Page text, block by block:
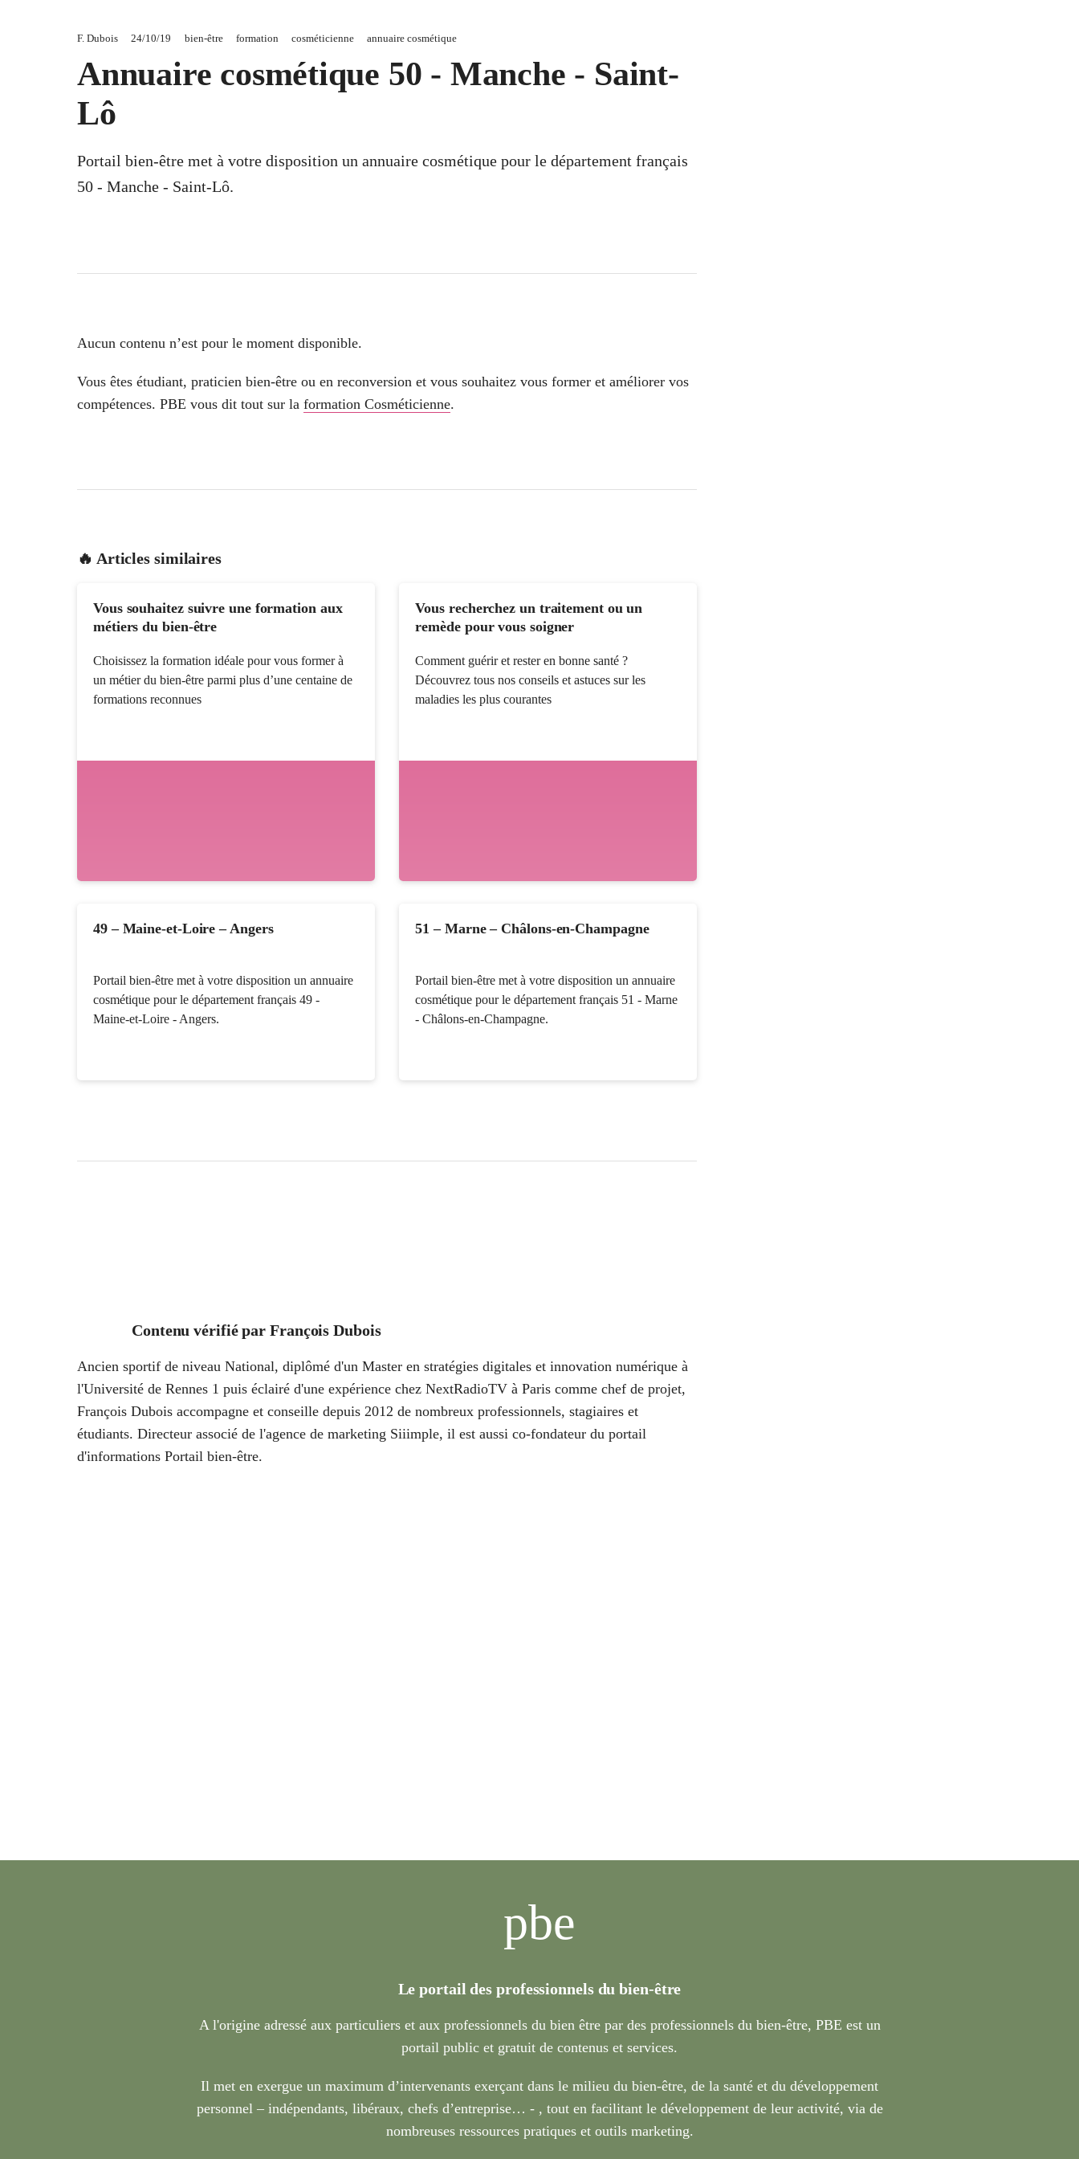
F. Dubois 24/10/19 bien-être formation cosméticienne annuaire cosmétique
Annuaire cosmétique 50 - Manche - Saint-
Lô
Portail bien-être met à votre disposition un annuaire cosmétique pour le département français
50 - Manche - Saint-Lô.
Aucun contenu n’est pour le moment disponible.
Vous êtes étudiant, praticien bien-être ou en reconversion et vous souhaitez vous former et améliorer vos
compétences. PBE vous dit tout sur la formation Cosméticienne.
🔥 Articles similaires
Vous souhaitez suivre une formation aux
métiers du bien-être
Choisissez la formation idéale pour vous former à
un métier du bien-être parmi plus d’une centaine de
formations reconnues
Vous recherchez un traitement ou un
remède pour vous soigner
Comment guérir et rester en bonne santé ?
Découvrez tous nos conseils et astuces sur les
maladies les plus courantes
49 – Maine-et-Loire – Angers
Portail bien-être met à votre disposition un annuaire
cosmétique pour le département français 49 -
Maine-et-Loire - Angers.
51 – Marne – Châlons-en-Champagne
Portail bien-être met à votre disposition un annuaire
cosmétique pour le département français 51 - Marne
- Châlons-en-Champagne.
Contenu vérifié par François Dubois
Ancien sportif de niveau National, diplômé d'un Master en stratégies digitales et innovation numérique à
l'Université de Rennes 1 puis éclairé d'une expérience chez NextRadioTV à Paris comme chef de projet,
François Dubois accompagne et conseille depuis 2012 de nombreux professionnels, stagiaires et
étudiants. Directeur associé de l'agence de marketing Siiimple, il est aussi co-fondateur du portail
d'informations Portail bien-être.
pbe
Le portail des professionnels du bien-être
A l'origine adressé aux particuliers et aux professionnels du bien être par des professionnels du bien-être, PBE est un
portail public et gratuit de contenus et services.
Il met en exergue un maximum d’intervenants exerçant dans le milieu du bien-être, de la santé et du développement
personnel – indépendants, libéraux, chefs d’entreprise… - , tout en facilitant le développement de leur activité, via de
nombreuses ressources pratiques et outils marketing.